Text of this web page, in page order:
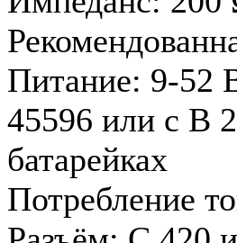
Питание: 9-52
45596 или с В
батарейках
Потребление